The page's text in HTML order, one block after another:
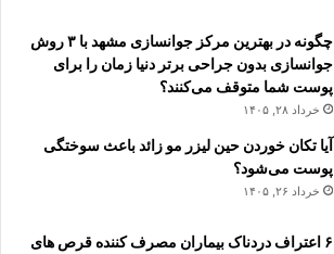
چگونه در بهترین مرکز جوانسازی مشهد با ۳ روش
جوانسازی بدون جراحی برتر دنیا زمان را برای
پوست شما متوقف می‌کنند؟
خرداد ۲۸, ۱۴۰۵
آیا تکان خوردن حین لیزر مو زائد باعث سوختگی
پوست می‌شود؟
خرداد ۲۶, ۱۴۰۵
۶ اعتراف دردناک بیماران مصرف کننده قرص های